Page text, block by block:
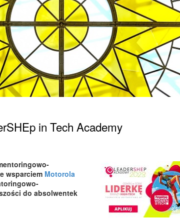
in Tech Academy
wsparciem Motorola
do absolwentek